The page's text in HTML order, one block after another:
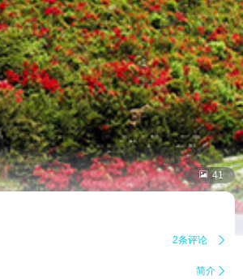
 41
2条评论 
简介 